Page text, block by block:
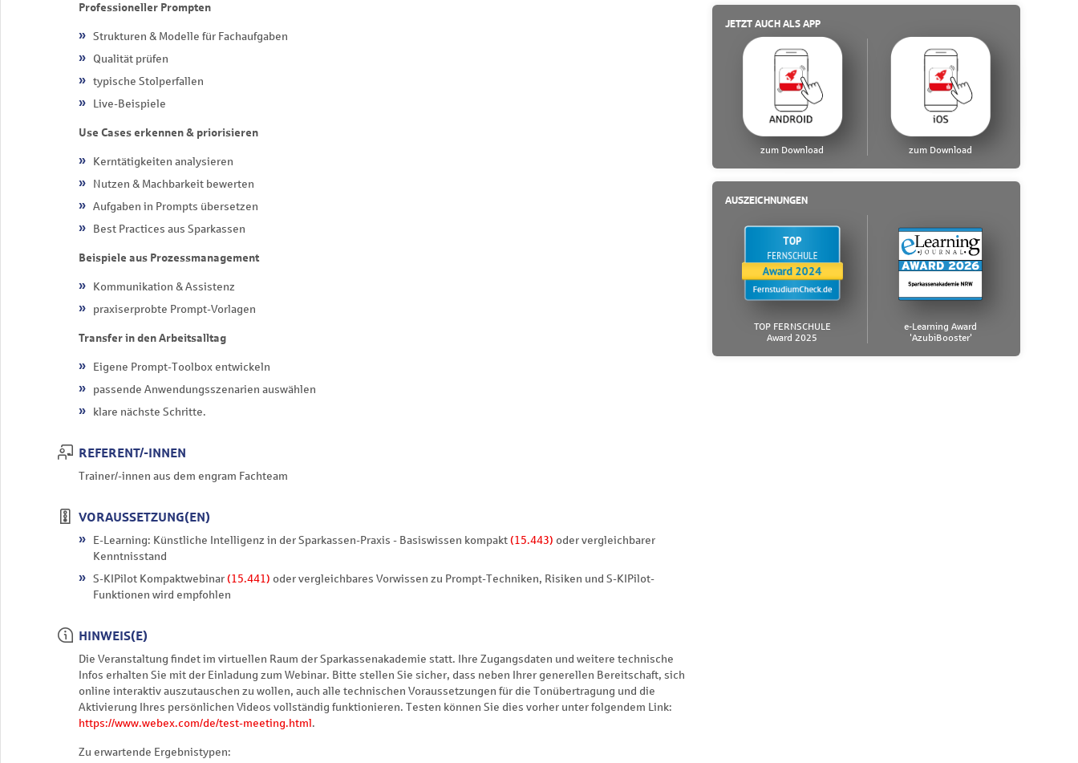
Professioneller Prompten
Strukturen & Modelle für Fachaufgaben
Qualität prüfen
typische Stolperfallen
Live-Beispiele
Use Cases erkennen & priorisieren
Kerntätigkeiten analysieren
Nutzen & Machbarkeit bewerten
Aufgaben in Prompts übersetzen
Best Practices aus Sparkassen
Beispiele aus Prozessmanagement
Kommunikation & Assistenz
praxiserprobte Prompt-Vorlagen
Transfer in den Arbeitsalltag
Eigene Prompt-Toolbox entwickeln
passende Anwendungsszenarien auswählen
klare nächste Schritte.
REFERENT/-INNEN
Trainer/-innen aus dem engram Fachteam
VORAUSSETZUNG(EN)
E-Learning: Künstliche Intelligenz in der Sparkassen-Praxis - Basiswissen kompakt (15.443) oder vergleichbarer
Kenntnisstand
S-KIPilot Kompaktwebinar (15.441) oder vergleichbares Vorwissen zu Prompt-Techniken, Risiken und S-KIPilot-
Funktionen wird empfohlen
HINWEIS(E)
Die Veranstaltung findet im virtuellen Raum der Sparkassenakademie statt. Ihre Zugangsdaten und weitere technische
Infos erhalten Sie mit der Einladung zum Webinar. Bitte stellen Sie sicher, dass neben Ihrer generellen Bereitschaft, sich
online interaktiv auszutauschen zu wollen, auch alle technischen Voraussetzungen für die Tonübertragung und die
Aktivierung Ihres persönlichen Videos vollständig funktionieren. Testen können Sie dies vorher unter folgendem Link:
https://www.webex.com/de/test-meeting.html .
Zu erwartende Ergebnistypen:
JETZT AUCH ALS APP
zum Download zum Download
AUSZEICHNUNGEN
TOP FERNSCHULE
Award 2025
e-Learning Award
'AzubiBooster'